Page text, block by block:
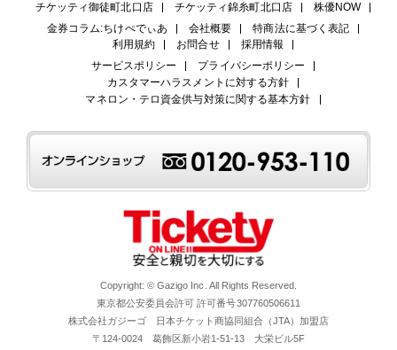
チケッティ御徒町北口店
チケッティ錦糸町北口店
株優NOW
金券コラム:ちけぺでぃあ
会社概要
特商法に基づく表記
利用規約
お問合せ
採用情報
サービスポリシー
プライバシーポリシー
カスタマーハラスメントに対する方針
マネロン・テロ資金供与対策に関する基本方針
Copyright: © Gazigo Inc. All Rights Reserved.
東京都公安委員会許可 許可番号307760506611
株式会社ガジーゴ 日本チケット商協同組合（JTA）加盟店
〒124-0024 葛飾区新小岩1-51-13 大栄ビル5F